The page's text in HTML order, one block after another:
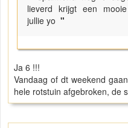
lieverd krijgt een
jullie yo "
Ja 6 !!!
Vandaag of dt weekend
hele rotstuin afgebroken, de